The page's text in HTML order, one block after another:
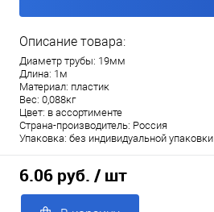
Описание товара:
Диаметр трубы: 19мм
Длина: 1м
Материал: пластик
Вес: 0,088кг
Цвет: в ассортименте
Страна-производитель: Россия
Упаковка: без индивидуальной упаковки
6.06 руб. / шт